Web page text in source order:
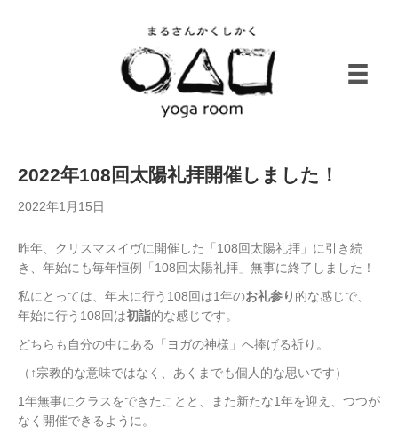
2022年108回太陽礼拝開催しました！
2022年1月15日
昨年、クリスマスイヴに開催した「108回太陽礼拝」に引き続
き、年始にも毎年恒例「108回太陽礼拝」無事に終了しました！
私にとっては、年末に行う108回は1年のお礼参り 的な感じで、
年始に行う108回は初詣的な感じです。
どちらも自分の中にある「ヨガの神様」へ捧げる祈り。
（↑宗教的な意味ではなく、あくまでも個人的な思いです）
1年無事にクラスをできたことと、また新たな1年を迎え、つつが
なく開催できるように。